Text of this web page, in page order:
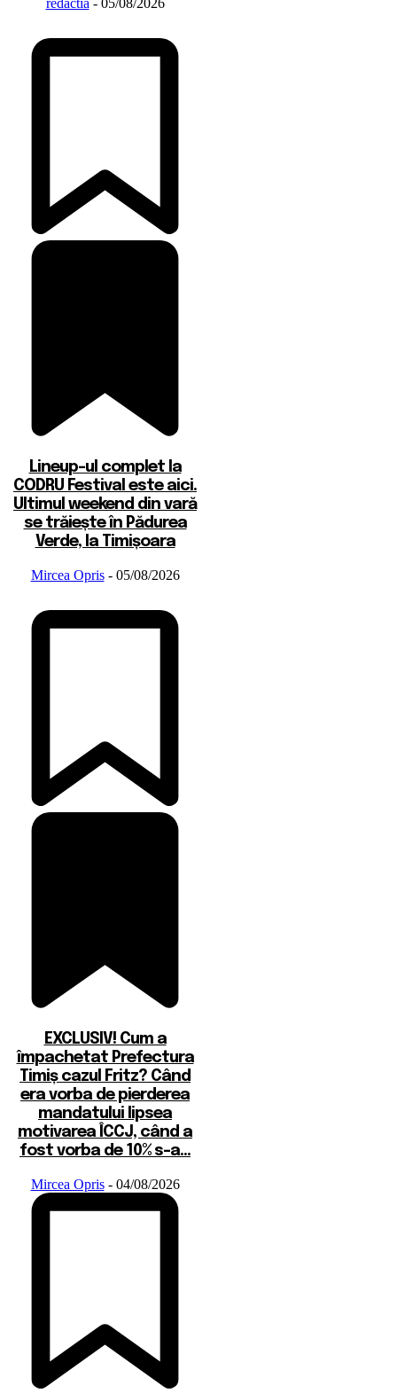
Lineup-ul complet la
CODRU Festival este aici.
Ultimul weekend din vară
se trăiește în Pădurea
Verde, la Timișoara
Mircea Opris - 05/08/2026
EXCLUSIV! Cum a
împachetat Prefectura
Timiș cazul Fritz? Când
era vorba de pierderea
mandatului lipsea
motivarea ÎCCJ, când a
fost vorba de 10% s-a...
Mircea Opris - 04/08/2026